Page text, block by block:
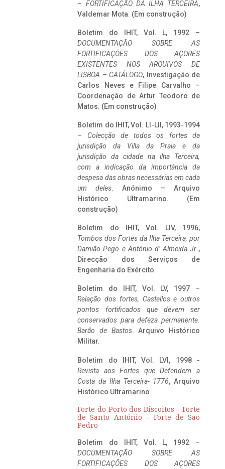
– FORTIFICAÇÃO DA ILHA TERCEIRA,
Valdemar Mota. (Em construção)
Boletim do IHIT, Vol. L, 1992 –
DOCUMENTAÇÃO SOBRE AS
FORTIFICAÇÕES DOS AÇORES
EXISTENTES NOS ARQUIVOS DE
LISBOA – CATÁLOGO, Investigação de
Carlos Neves e Filipe Carvalho –
Coordenação de Artur Teodoro de
Matos. (Em construção)
Boletim do IHIT, Vol. LI-LII, 1993-1994
– Colecção de todos os fortes da
jurisdição da Villa da Praia e da
jurisdição da cidade na ilha Terceira,
com a indicação da importância da
despesa das obras necessárias em cada
um deles. Anónimo – Arquivo
Histórico Ultramarino. (Em
construção)
Boletim do IHIT, Vol. LIV, 1996,
Tombos dos Fortes da Ilha Terceira, por
Damião Pego e António d’ Almeida Jr.,
Direcção dos Serviços de
Engenharia do Exército.
Boletim do IHIT, Vol. LV, 1997 –
Relação dos fortes, Castellos e outros
pontos fortificados que devem ser
conservados para defeza permanente.
Barão de Bastos. Arquivo Histórico
Militar.
Boletim do IHIT, Vol. LVI, 1998 -
Revista aos Fortes que Defendem a
Costa da Ilha Terceira- 1776, Arquivo
Histórico Ultramarino
Forte do Porto dos Biscoitos – Forte
de Santo António – Forte de São
Pedro
Boletim do IHIT, Vol. L, 1992 –
DOCUMENTAÇÃO SOBRE AS
FORTIFICAÇÕES DOS AÇORES